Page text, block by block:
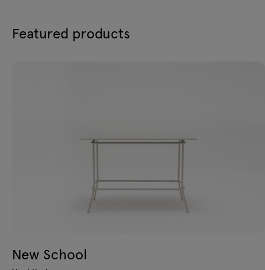
Featured products
New School